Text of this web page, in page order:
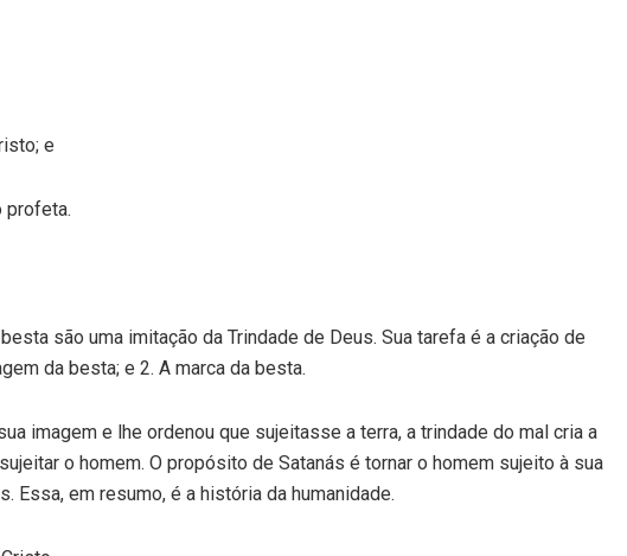
e
profeta.
são uma imitação da Trindade de Deus. Sua tarefa é a criação de
da besta; e 2. A marca da besta.
imagem e lhe ordenou que sujeitasse a terra, a trindade do mal cria a
o homem. O propósito de Satanás é tornar o homem sujeito à sua
Essa, em resumo, é a história da humanidade.